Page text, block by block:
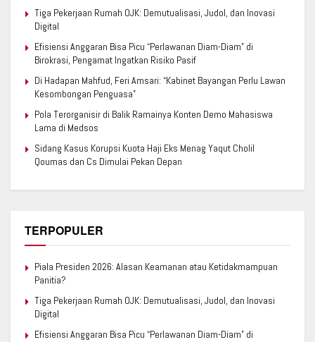
Tiga Pekerjaan Rumah OJK: Demutualisasi, Judol, dan Inovasi
Digital
Efisiensi Anggaran Bisa Picu “Perlawanan Diam-Diam” di
Birokrasi, Pengamat Ingatkan Risiko Pasif
Di Hadapan Mahfud, Feri Amsari: “Kabinet Bayangan Perlu Lawan
Kesombongan Penguasa”
Pola Terorganisir di Balik Ramainya Konten Demo Mahasiswa
Lama di Medsos
Sidang Kasus Korupsi Kuota Haji Eks Menag Yaqut Cholil
Qoumas dan Cs Dimulai Pekan Depan
TERPOPULER
Piala Presiden 2026: Alasan Keamanan atau Ketidakmampuan
Panitia?
Tiga Pekerjaan Rumah OJK: Demutualisasi, Judol, dan Inovasi
Digital
Efisiensi Anggaran Bisa Picu “Perlawanan Diam-Diam” di